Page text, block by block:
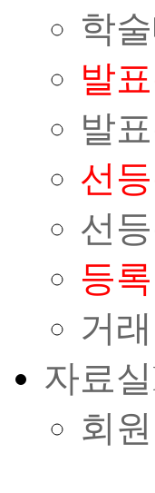
학
발
발
선
선
등
거
자료실
회